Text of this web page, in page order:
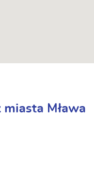
miasta Mława